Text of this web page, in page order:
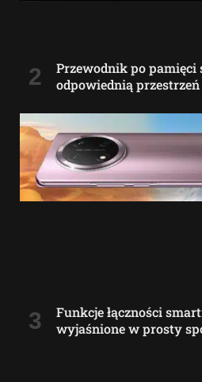
Przewodnik po
odpowiednią przestrzeń
Funkcje łączności
wyjaśnione w prosty